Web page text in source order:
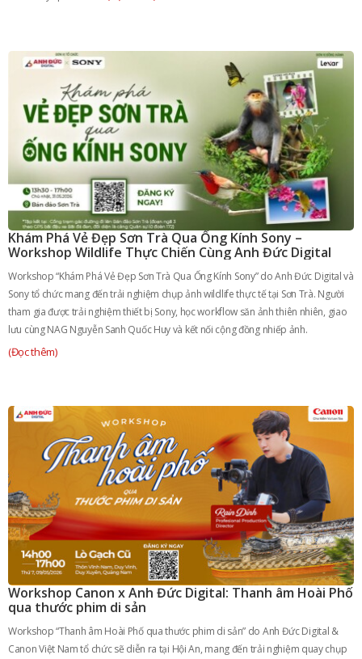
Khám Phá Vẻ Đẹp Sơn Trà Qua Ống Kính Sony –
Workshop Wildlife Thực Chiến Cùng Anh Đức Digital
Workshop “Khám Phá Vẻ Đẹp Sơn Trà Qua Ống Kính Sony” do Anh Đức Digital và
Sony tổ chức mang đến trải nghiệm chụp ảnh wildlife thực tế tại Sơn Trà. Người
tham gia được trải nghiệm thiết bị Sony, học workflow săn ảnh thiên nhiên, giao
lưu cùng NAG Nguyễn Sanh Quốc Huy và kết nối cộng đồng nhiếp ảnh.
(Đọc thêm)
Workshop Canon x Anh Đức Digital: Thanh âm Hoài Phố
qua thước phim di sản
Workshop “Thanh âm Hoài Phố qua thước phim di sản” do Anh Đức Digital &
Canon Việt Nam tổ chức sẽ diễn ra tại Hội An, mang đến trải nghiệm quay chụp